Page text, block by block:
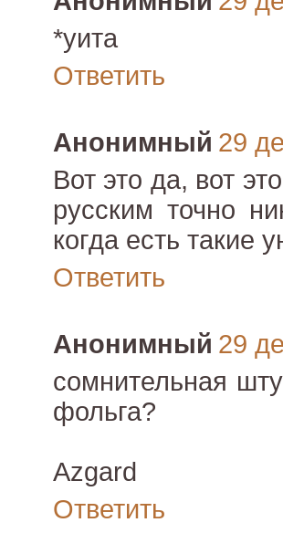
*уита
Ответить
Анонимный 29
Вот это да, вот
русским точно
когда есть такие
Ответить
Анонимный 29
сомнительная
фольга?
Azgard
Ответить